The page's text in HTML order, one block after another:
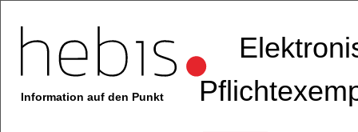
Information auf den Punkt